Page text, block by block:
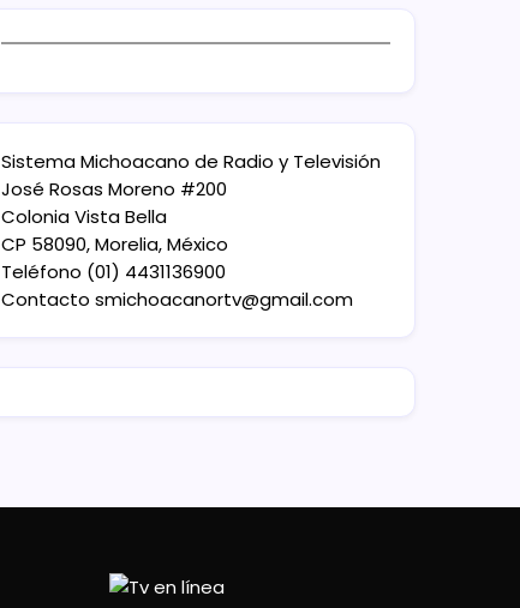
Sistema Michoacano de Radio y Televisión
José Rosas Moreno #200
Colonia Vista Bella
CP 58090, Morelia, México
Teléfono (01) 4431136900
Contacto smichoacanortv@gmail.com